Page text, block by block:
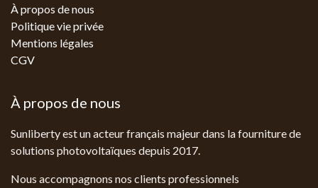
À propos de nous
Politique vie privée
Mentions légales
CGV
À propos de nous
Sunliberty est un acteur français majeur dans la fourniture de
solutions photovoltaïques depuis 2017.
Nous accompagnons nos clients professionnels